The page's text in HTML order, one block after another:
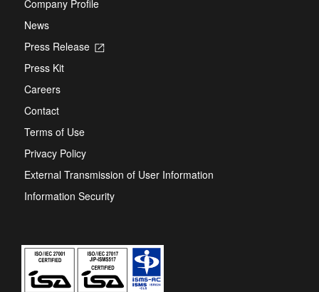
Company Profile
News
Press Release
Opens
Press Kit
Careers
Contact
Terms of Use
Privacy Policy
External Transmission of User Information
Information Security